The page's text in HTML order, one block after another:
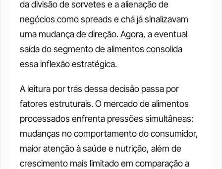
da divisão de sorvetes e a alienação de
negócios como spreads e chá já sinalizavam
uma mudança de direção. Agora, a eventual
saída do segmento de alimentos consolida
essa inflexão estratégica.
A leitura por trás dessa decisão passa por
fatores estruturais. O mercado de alimentos
processados enfrenta pressões simultâneas:
mudanças no comportamento do consumidor,
maior atenção à saúde e nutrição, além de
crescimento mais limitado em comparação a